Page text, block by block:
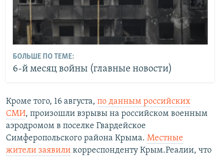
БОЛЬШЕ ПО ТЕМЕ:
6-й месяц войны (главные новости)
Кроме того, 16 августа, по данным российских
СМИ, произошли взрывы на российском военным
аэродромом в поселке Гвардейское
Симферопольского района Крыма. Местные
жители заявили корреспонденту Крым.Реалии, что